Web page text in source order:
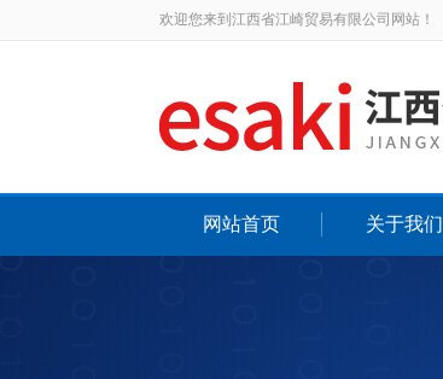
欢迎您来到江西省江崎贸易有限公司网站！
网站首页 关于我们